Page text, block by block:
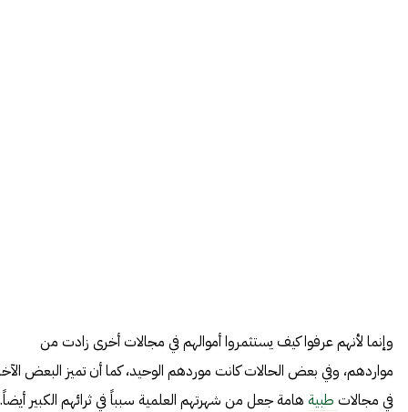
وإنما لأنهم عرفوا كيف يستثمروا أموالهم في مجالات أخرى زادت من
مواردهم، وفي بعض الحالات كانت موردهم الوحيد، كما أن تميز البعض
في مجالات طبية هامة جعل من شهرتهم العلمية سبباً في ثرائهم الكبير